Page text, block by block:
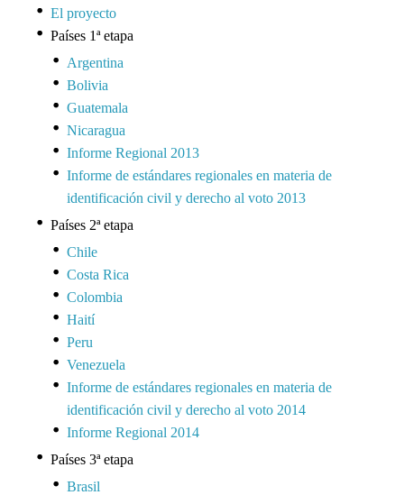
El proyecto
Países 1ª etapa
Argentina
Bolivia
Guatemala
Nicaragua
Informe Regional 2013
Informe de estándares regionales en materia de
identificación civil y derecho al voto 2013
Países 2ª etapa
Chile
Costa Rica
Colombia
Haití
Peru
Venezuela
Informe de estándares regionales en materia de
identificación civil y derecho al voto 2014
Informe Regional 2014
Países 3ª etapa
Brasil